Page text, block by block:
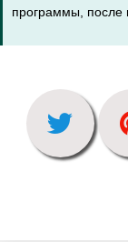
программы, после